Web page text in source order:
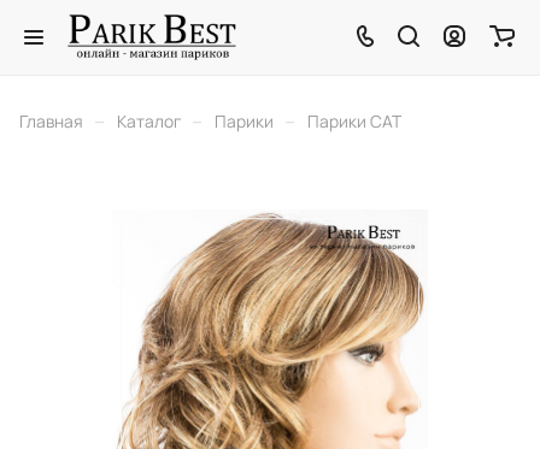
Главная – Каталог – Парики – Парики CAT